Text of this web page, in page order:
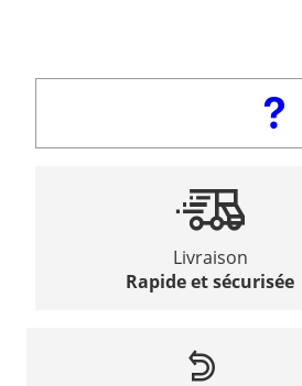
Livraison
Rapide et sécurisée